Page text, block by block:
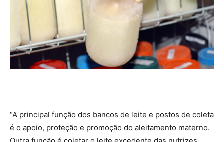
“A principal função dos bancos de leite e postos de coleta
é o apoio, proteção e promoção do aleitamento materno.